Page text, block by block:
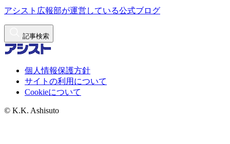
アシスト広報部が運営している公式ブログ
記事検索
個人情報保護方針
サイトの利用について
Cookieについて
© K.K. Ashisuto